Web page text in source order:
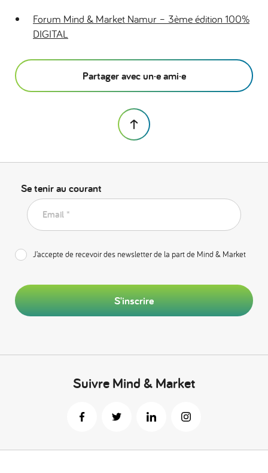
Forum Mind & Market Namur – 3ème édition 100%
DIGITAL
Partager avec un·e ami·e
Se tenir au courant
Email *
J’accepte de recevoir des newsletter de la part de Mind & Market
S'inscrire
Suivre Mind & Market